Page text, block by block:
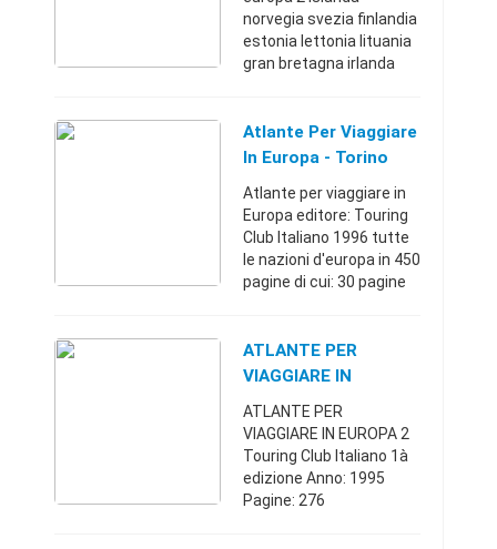
norvegia svezia finlandia
estonia lettonia lituania
gran bretagna irlanda
bassi germania polonia
svizzera austria
Atlante Per Viaggiare
In Europa - Torino
(Torino)
Atlante per viaggiare in
Europa editore: Touring
Club Italiano 1996 tutte
le nazioni d'europa in 450
pagine di cui: 30 pagine
cartografia stradale, p ...
ATLANTE PER
VIAGGIARE IN
EUROPA 2 Touring
Club Italiano 1à
Edizione An
ATLANTE PER
VIAGGIARE IN EUROPA 2
Touring Club Italiano 1à
edizione Anno: 1995
Pagine: 276